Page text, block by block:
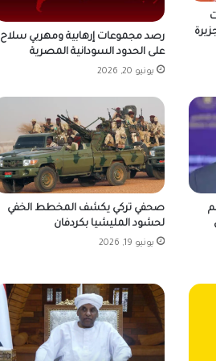
رصد مجموعات إرهابية ومهربي سلاح
على الحدود السودانية المصرية
يونيو 20, 2026
صحفي تركي يكشف المخطط الخفي
لحشود المليشيا بكردفان
يونيو 19, 2026